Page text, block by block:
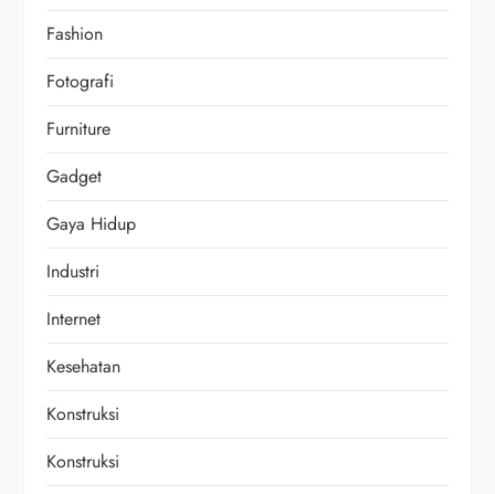
Fashion
Fotografi
Furniture
Gadget
Gaya Hidup
Industri
Internet
Kesehatan
Konstruksi
Konstruksi